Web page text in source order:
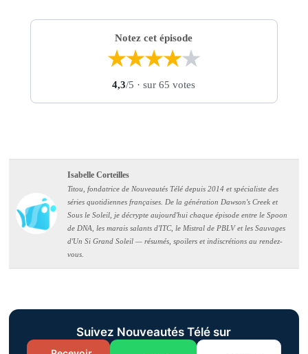
Notez cet épisode
★★★★★
4,3/5 · sur 65 votes
Isabelle Corteilles
Titou, fondatrice de Nouveautés Télé depuis 2014 et spécialiste des
séries quotidiennes françaises. De la génération Dawson's Creek et
Sous le Soleil, je décrypte aujourd'hui chaque épisode entre le Spoon
de DNA, les marais salants d'ITC, le Mistral de PBLV et les Sauvages
d'Un Si Grand Soleil — résumés, spoilers et indiscrétions au rendez-
vous.
Suivez Nouveautés Télé sur